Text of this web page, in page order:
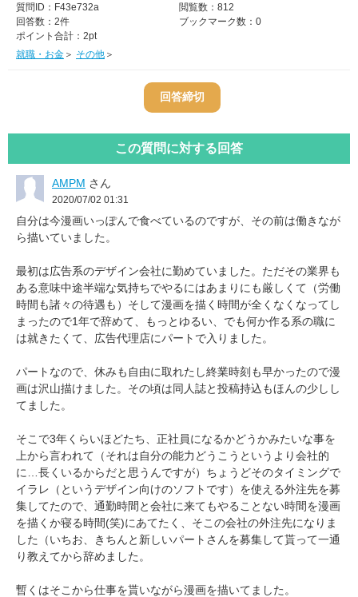
質問ID： F43e732a 閲覧数： 812
回答数： 2件 ブックマーク数： 0
ポイント合計： 2pt
就職・お金 ＞ その他 ＞
この質問に対する回答
AMPM さん
2020/07/02 01:31
自分は今漫画いっぽんで食べているのですが、その前は働きなが
ら描いていました。
最初は広告系のデザイン会社に勤めていました。ただその業界も
ある意味中途半端な気持ちでやるにはあまりにも厳しくて（労働
時間も諸々の待遇も）そして漫画を描く時間が全くなくなってし
まったので1年で辞めて、もっとゆるい、でも何か作る系の職に
は就きたくて、広告代理店にパートで入りました。
パートなので、休みも自由に取れたし終業時刻も早かったので漫
画は沢山描けました。その頃は同人誌と投稿持込もほんの少しし
てました。
そこで3年くらいほどたち、正社員になるかどうかみたいな事を
上から言われて（それは自分の能力どうこうというより会社的
に…長くいるからだと思うんですが）ちょうどそのタイミングで
イラレ（というデザイン向けのソフトです）を使える外注先を募
集してたので、通勤時間と会社に来てもやることない時間を漫画
を描くか寝る時間(笑)にあてたく、そこの会社の外注先になりま
した（いちお、きちんと新しいパートさんを募集して貰って一通
り教えてから辞めました。
暫くはそこから仕事を貰いながら漫画を描いてました。